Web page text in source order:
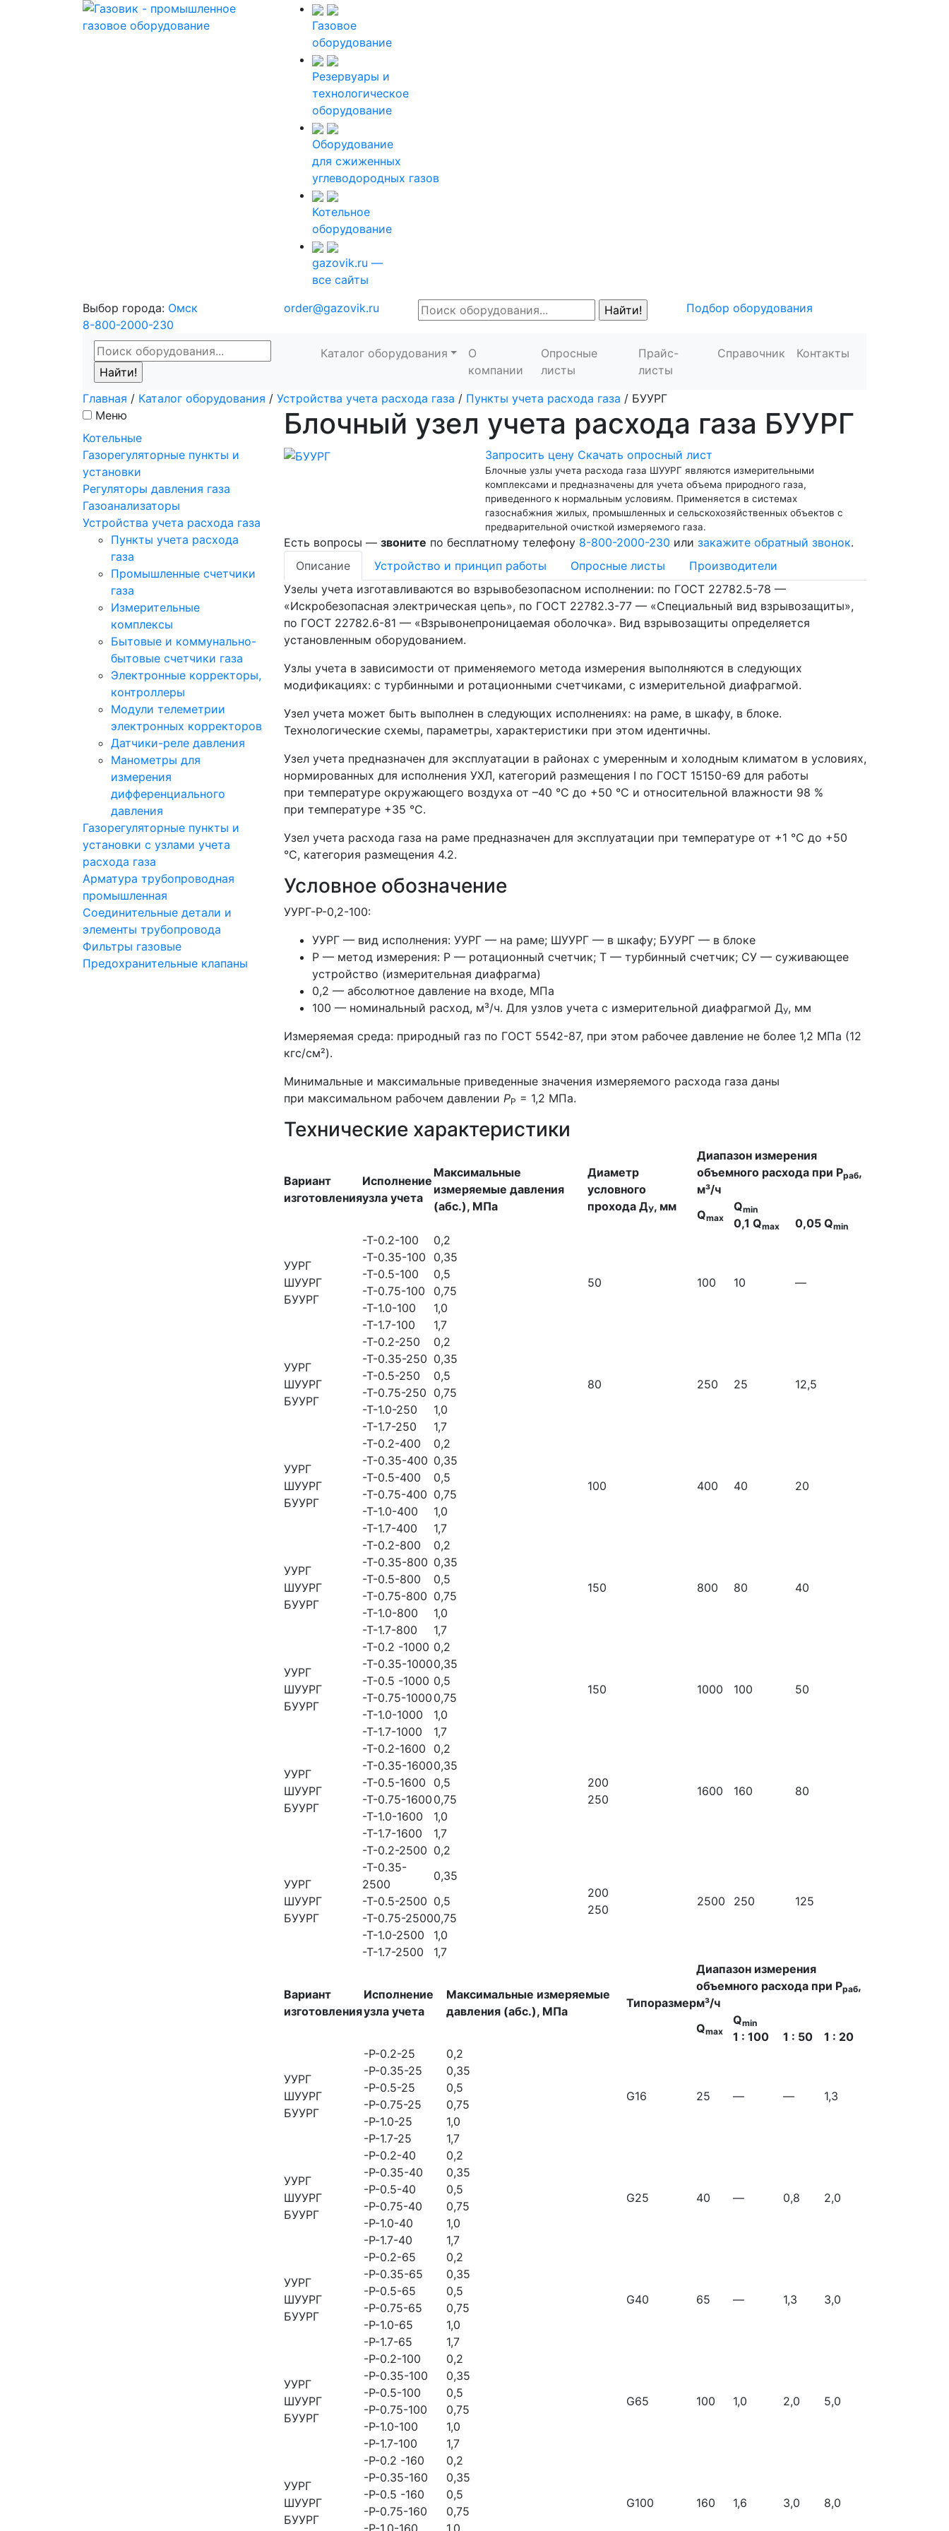
Газовое
оборудование
Резервуары и
технологическое
оборудование
Оборудование
для сжиженных
углеводородных газов
Котельное
оборудование
gazovik.ru —
все сайты
Выбор города: Омск
8-800-2000-230
order@gazovik.ru Подбор оборудования
Каталог оборудования
О
компании
Опросные
листы
Прайс-
листы
Справочник Контакты
Главная / Каталог оборудования / Устройства учета расхода газа / Пункты учета расхода газа / БУУРГ
Меню
Котельные
Газорегуляторные пункты и
установки
Регуляторы давления газа
Газоанализаторы
Устройства учета расхода газа
Пункты учета расхода
газа
Промышленные счетчики
газа
Измерительные
комплексы
Бытовые и коммунально-
бытовые счетчики газа
Электронные корректоры,
контроллеры
Модули телеметрии
электронных корректоров
Датчики-реле давления
Манометры для
измерения
дифференциального
давления
Газорегуляторные пункты и
установки с узлами учета
расхода газа
Арматура трубопроводная
промышленная
Соединительные детали и
элементы трубопровода
Фильтры газовые
Предохранительные клапаны
Блочный узел учета расхода газа БУУРГ
Запросить цену Скачать опросный лист
Блочные узлы учета расхода газа ШУУРГ являются измерительными
комплексами и предназначены для учета объема природного газа,
приведенного к нормальным условиям. Применяется в системах
газоснабжния жилых, промышленных и сельскохозяйственных объектов с
предварительной очисткой измеряемого газа.
Есть вопросы — звоните по бесплатному телефону 8-800-2000-230 или закажите обратный звонок.
Описание
Устройство и принцип работы Опросные листы
Производители
Узелы учета изготавливаются во взрывобезопасном исполнении: по ГОСТ 22782.5-78 —
«Искробезопасная электрическая цепь», по ГОСТ 22782.3-77 — «Специальный вид взрывозащиты»,
по ГОСТ 22782.6-81 — «Взрывонепроницаемая оболочка». Вид взрывозащиты определяется
установленным оборудованием.
Узлы учета в зависимости от применяемого метода измерения выполняются в следующих
модификациях: с турбинными и ротационными счетчиками, с измерительной диафрагмой.
Узел учета может быть выполнен в следующих исполнениях: на раме, в шкафу, в блоке.
Технологические схемы, параметры, характеристики при этом идентичны.
Узел учета предназначен для эксплуатации в районах с умеренным и холодным климатом в условиях,
нормированных для исполнения УХЛ, категорий размещения I по ГОСТ 15150-69 для работы
при температуре окружающего воздуха от –40 °С до +50 °С и относительной влажности 98 %
при температуре +35 °С.
Узел учета расхода газа на раме предназначен для эксплуатации при температуре от +1 °С до +50
°С, категория размещения 4.2.
Условное обозначение
УУРГ-Р-0,2-100:
УУРГ — вид исполнения: УУРГ — на раме; ШУУРГ — в шкафу; БУУРГ — в блоке
Р — метод измерения: Р — ротационный счетчик; Т — турбинный счетчик; СУ — суживающее
устройство (измерительная диафрагма)
0,2 — абсолютное давление на входе, МПа
100 — номинальный расход, м³/ч. Для узлов учета с измерительной диафрагмой ДУ, мм
Измеряемая среда: природный газ по ГОСТ 5542-87, при этом рабочее давление не более 1,2 МПа (12
кгс/см²).
Минимальные и максимальные приведенные значения измеряемого расхода газа даны
при максимальном рабочем давлении РР = 1,2 МПа.
Технические характеристики
Вариант
изготовления
Исполнение
узла учета
Максимальные
измеряемые давления
(абс.), МПа
Диаметр
условного
прохода ДУ, мм
Диапазон измерения
объемного расхода при Рраб,
м³/ч
Qmax
Qmin
0,1 Qmax 0,05 Qmin
УУРГ
ШУУРГ
БУУРГ
-Т-0.2-100 0,2
50 100 10 —
-Т-0.35-100
0,35
-Т-0.5-100
0,5
-Т-0.75-100
0,75
-Т-1.0-100
1,0
-Т-1.7-100
1,7
УУРГ
ШУУРГ
БУУРГ
-Т-0.2-250 0,2
80 250 25 12,5
-Т-0.35-250 0,35
-Т-0.5-250
0,5
-Т-0.75-250 0,75
-Т-1.0-250
1,0
-Т-1.7-250
1,7
УУРГ
ШУУРГ
БУУРГ
-Т-0.2-400 0,2
100 400 40 20
-Т-0.35-400 0,35
-Т-0.5-400
0,5
-Т-0.75-400 0,75
-Т-1.0-400
1,0
-Т-1.7-400
1,7
УУРГ
ШУУРГ
БУУРГ
-Т-0.2-800 0,2
150 800 80 40
-Т-0.35-800 0,35
-Т-0.5-800
0,5
-Т-0.75-800 0,75
-Т-1.0-800
1,0
-Т-1.7-800
1,7
УУРГ
ШУУРГ
БУУРГ
-Т-0.2 -1000 0,2
150 1000 100 50
-Т-0.35-10000,35
-Т-0.5 -1000 0,5
-Т-0.75-1000 0,75
-Т-1.0-1000
1,0
-Т-1.7-1000
1,7
УУРГ
ШУУРГ
БУУРГ
-Т-0.2-1600 0,2
200
250
1600 160 80
-Т-0.35-16000,35
-Т-0.5-1600
0,5
-Т-0.75-1600 0,75
-Т-1.0-1600
1,0
-Т-1.7-1600
1,7
УУРГ
ШУУРГ
БУУРГ
-Т-0.2-2500 0,2
200
250
2500 250 125
-Т-0.35-
2500
0,35
-Т-0.5-2500 0,5
-Т-0.75-25000,75
-Т-1.0-2500
1,0
-Т-1.7-2500
1,7
Вариант
изготовления
Исполнение
узла учета
Максимальные измеряемые
давления (абс.), МПа
Типоразмер
Диапазон измерения
объемного расхода при Рраб,
м³/ч
Qmax
Qmin
1 : 100 1 : 50 1 : 20
УУРГ
ШУУРГ
БУУРГ
-Р-0.2-25 0,2
G16 25 — — 1,3
-Р-0.35-25
0,35
-Р-0.5-25
0,5
-Р-0.75-25
0,75
-Р-1.0-25
1,0
-Р-1.7-25
1,7
УУРГ
ШУУРГ
БУУРГ
-Р-0.2-40 0,2
G25 40 — 0,8 2,0
-Р-0.35-40
0,35
-Р-0.5-40
0,5
-Р-0.75-40
0,75
-Р-1.0-40
1,0
-Р-1.7-40
1,7
УУРГ
ШУУРГ
БУУРГ
-Р-0.2-65 0,2
G40 65 — 1,3 3,0
-Р-0.35-65
0,35
-Р-0.5-65
0,5
-Р-0.75-65
0,75
-Р-1.0-65
1,0
-Р-1.7-65
1,7
УУРГ
ШУУРГ
БУУРГ
-Р-0.2-100 0,2
G65 100 1,0 2,0 5,0
-Р-0.35-100
0,35
-Р-0.5-100
0,5
-Р-0.75-100
0,75
-Р-1.0-100
1,0
-Р-1.7-100
1,7
УУРГ
ШУУРГ
БУУРГ
-Р-0.2 -160 0,2
G100 160 1,6 3,0 8,0
-Р-0.35-160
0,35
-Р-0.5 -160
0,5
-Р-0.75-160
0,75
-Р-1.0-160
1,0